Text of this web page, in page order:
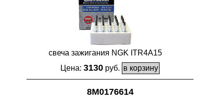
свеча зажигания NGK ITR4A15
Цена: 3130 руб.
8M0176614